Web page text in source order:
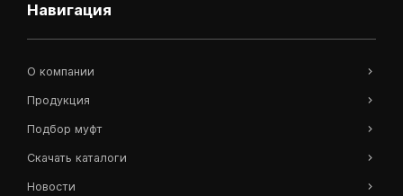
Навигация
О компании
Продукция
Подбор муфт
Скачать каталоги
Новости